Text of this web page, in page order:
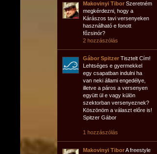
Makovinyi Tibor Szeretném
megkérdezni, hogy a
Kárászos tavi versenyeken
használható e fonott
főzsinór?
2 hozzászólás
Gábor Spitzer Tisztelt Cím!
Lehtséges e gyermekkel
egy csapatban indulni ha
van neki állami engedélye,
illetve a páros a versenyen
együtt ül e vagy külön
szektorban versenyeznek?
Köszönöm a választ előre is!
Spitzer Gábor
1 hozzászólás
Makovinyi TiborA freestyle